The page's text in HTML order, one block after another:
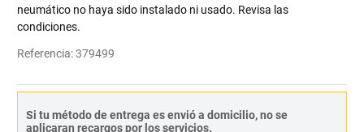
neumático no haya sido instalado ni usado. Revisa las
condiciones.
Referencia:379499
Si tu método de entrega es envió a domicilio, no se
aplicaran recargos por los servicios.